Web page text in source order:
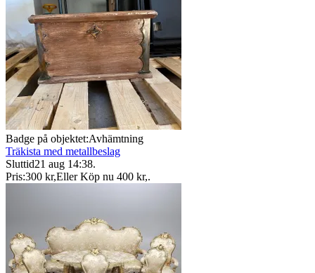
Badge på objektet:Avhämtning
Träkista med metallbeslag
Sluttid21 aug 14:38.
Pris:300 kr,Eller Köp nu 400 kr,.